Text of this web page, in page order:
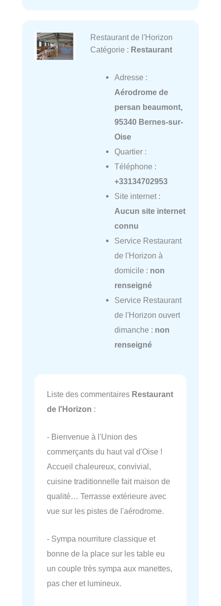
Restaurant de l'Horizon
Catégorie : Restaurant
Adresse :
Aérodrome de
persan beaumont,
95340 Bernes-sur-
Oise
Quartier :
Téléphone :
+33134702953
Site internet :
Aucun site internet
connu
Service Restaurant
de l'Horizon à
domicile : non
renseigné
Service Restaurant
de l'Horizon ouvert
dimanche : non
renseigné
Liste des commentaires Restaurant
de l'Horizon :
- Bienvenue à l'Union des
commerçants du haut val d'Oise !
Accueil chaleureux, convivial,
cuisine traditionnelle fait maison de
qualité… Terrasse extérieure avec
vue sur les pistes de l'aérodrome.
- Sympa nourriture classique et
bonne de la place sur les table eu
un couple très sympa aux manettes,
pas cher et lumineux.